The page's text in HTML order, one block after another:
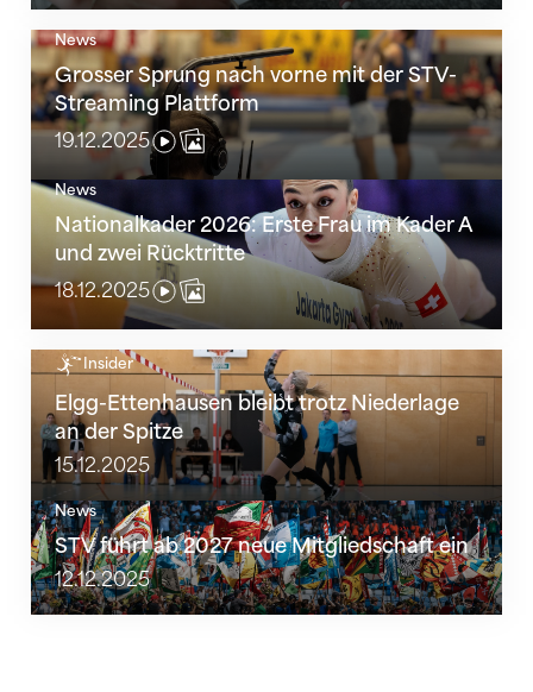
News
Grosser Sprung nach vorne mit der STV-
Streaming Plattform
Grosser Sprung nach vorne mit der STV-Streaming
19.12.2025
News
Nationalkader 2026: Erste Frau im Kader A
und zwei Rücktritte
Nationalkader 2026: Erste Frau im Kader A und zwei
18.12.2025
Insider
Elgg-Ettenhausen bleibt trotz Niederlage
an der Spitze
Elgg-Ettenhausen bleibt trotz Niederlage an der
15.12.2025
News
STV führt ab 2027 neue Mitgliedschaft ein
STV führt ab 2027 neue Mitgliedschaft ein
12.12.2025